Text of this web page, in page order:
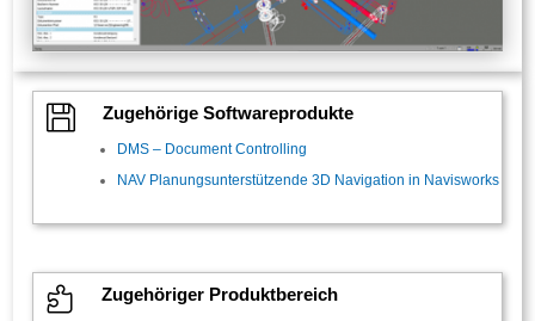
 Zugehörige Softwareprodukte
DMS – Document Controlling
NAV Planungsunterstützende 3D Navigation in Navisworks
 Zugehöriger Produktbereich